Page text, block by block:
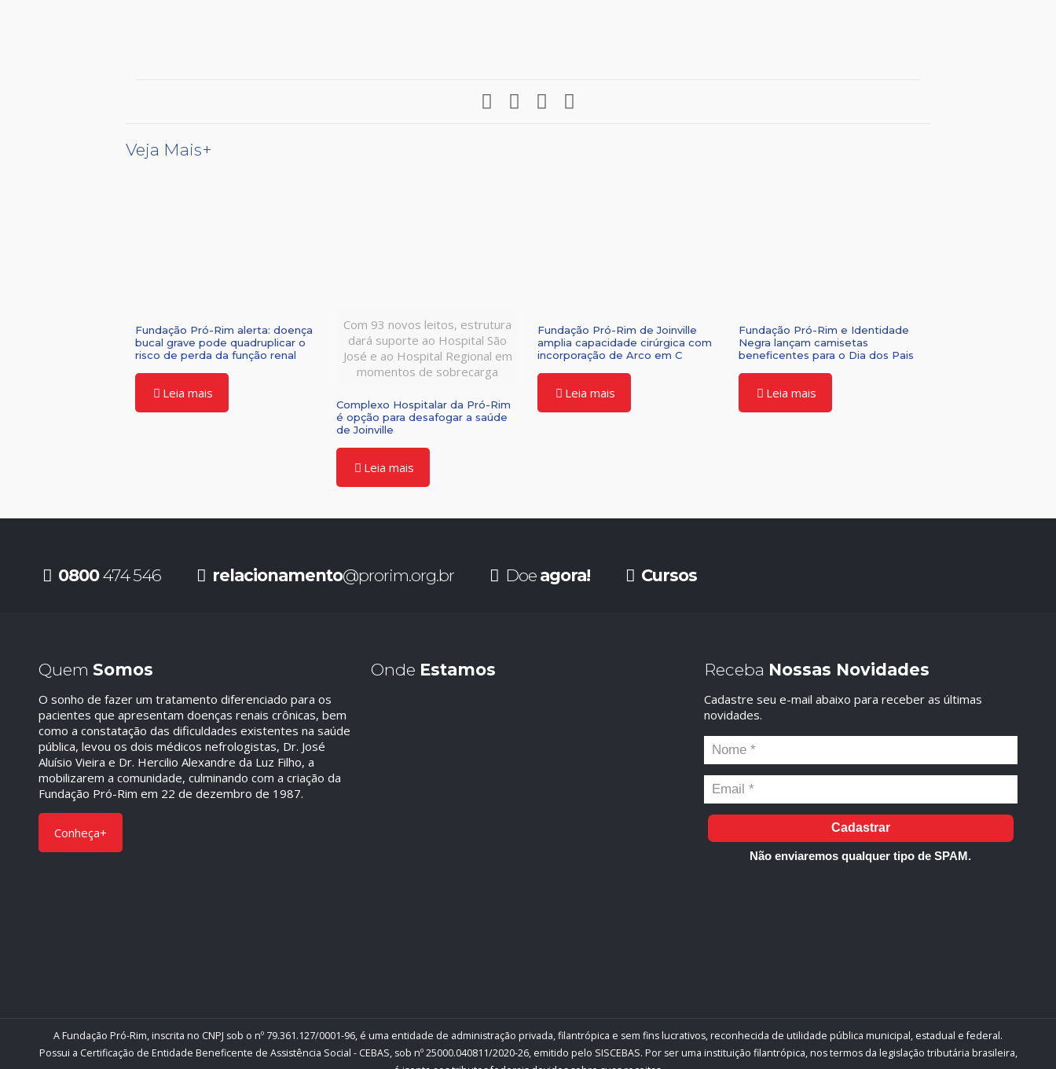
Veja Mais+
Fundação Pró-Rim alerta: doença
bucal grave pode quadruplicar o
risco de perda da função renal
Leia mais
Com 93 novos leitos, estrutura
dará suporte ao Hospital São
José e ao Hospital Regional em
momentos de sobrecarga
Complexo Hospitalar da Pró-Rim
é opção para desafogar a saúde
de Joinville
Leia mais
Fundação Pró-Rim de Joinville
amplia capacidade cirúrgica com
incorporação de Arco em C
Leia mais
Fundação Pró-Rim e Identidade
Negra lançam camisetas
beneficentes para o Dia dos Pais
Leia mais
0800474 546 relacionamento@prorim.org.br Doe agora! Cursos
Quem Somos
O sonho de fazer um tratamento diferenciado para os
pacientes que apresentam doenças renais crônicas, bem
como a constatação das dificuldades existentes na saúde
pública, levou os dois médicos nefrologistas, Dr. José
Aluísio Vieira e Dr. Hercilio Alexandre da Luz Filho, a
mobilizarem a comunidade, culminando com a criação da
Fundação Pró-Rim em 22 de dezembro de 1987.
Conheça+
Onde Estamos Receba Nossas Novidades
Cadastre seu e-mail abaixo para receber as últimas
novidades.
Cadastrar
Não enviaremos qualquer tipo de SPAM.
A Fundação Pró-Rim, inscrita no CNPJ sob o nº 79.361.127/0001-96, é uma entidade de administração privada, filantrópica e sem fins lucrativos, reconhecida de utilidade pública municipal, estadual e federal.
Possui a Certificação de Entidade Beneficente de Assistência Social - CEBAS, sob nº 25000.040811/2020-26, emitido pelo SISCEBAS. Por ser uma instituição filantrópica, nos termos da legislação tributária brasileira,